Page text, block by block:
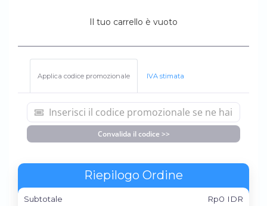
Il tuo carrello è vuoto
Applica codice promozionale IVA stimata
Convalida il codice >>
Riepilogo Ordine
Subtotale Rp0 IDR